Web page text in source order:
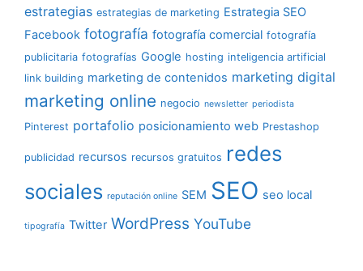
estrategias estrategias de marketing Estrategia SEO
Facebook fotografía fotografía comercial fotografía
publicitaria fotografías Google hosting inteligencia artificial
link building marketing de contenidos marketing digital
marketing online negocio newsletter periodista
Pinterest portafolio posicionamiento web Prestashop
publicidad recursos recursos gratuitos redes
sociales reputación online SEM SEO seo local
tipografía Twitter WordPress YouTube